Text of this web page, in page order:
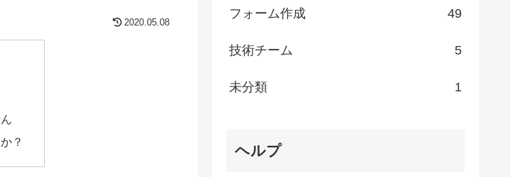
2020.05.08
？
フォーム作成 49
技術チーム 5
未分類 1
ヘルプ